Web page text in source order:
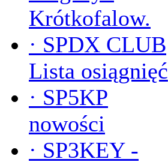
Krótkofalow.
· SPDX CLUB
Lista osiągnięć
· SP5KP
nowości
· SP3KEY -